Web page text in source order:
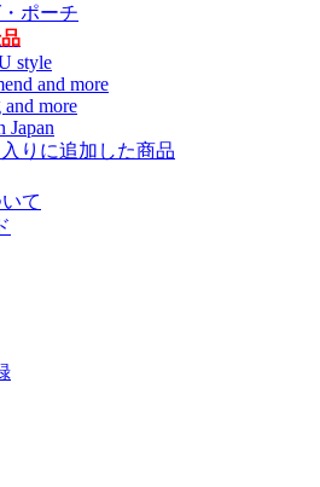
ポーチ
style
and more
and more
Japan
りに追加した商品
て